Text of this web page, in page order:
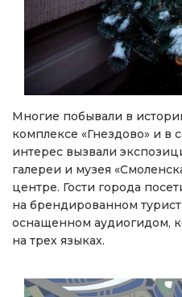
Многие побывали в
комплексе «Гнездово» и в
интерес вызвали
галереи и музея
центре. Гости города
на брендированном
оснащенном аудиогидом,
на трех языках.